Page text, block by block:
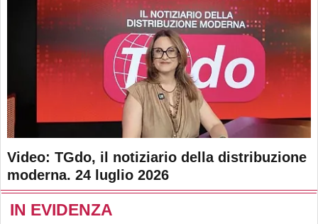
Video: TGdo, il notiziario della distribuzione
moderna. 24 luglio 2026
IN EVIDENZA